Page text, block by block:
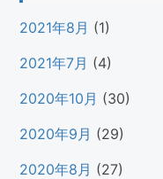
2021年8月 (1)
2021年7月 (4)
2020年10月 (30)
2020年9月 (29)
2020年8月 (27)